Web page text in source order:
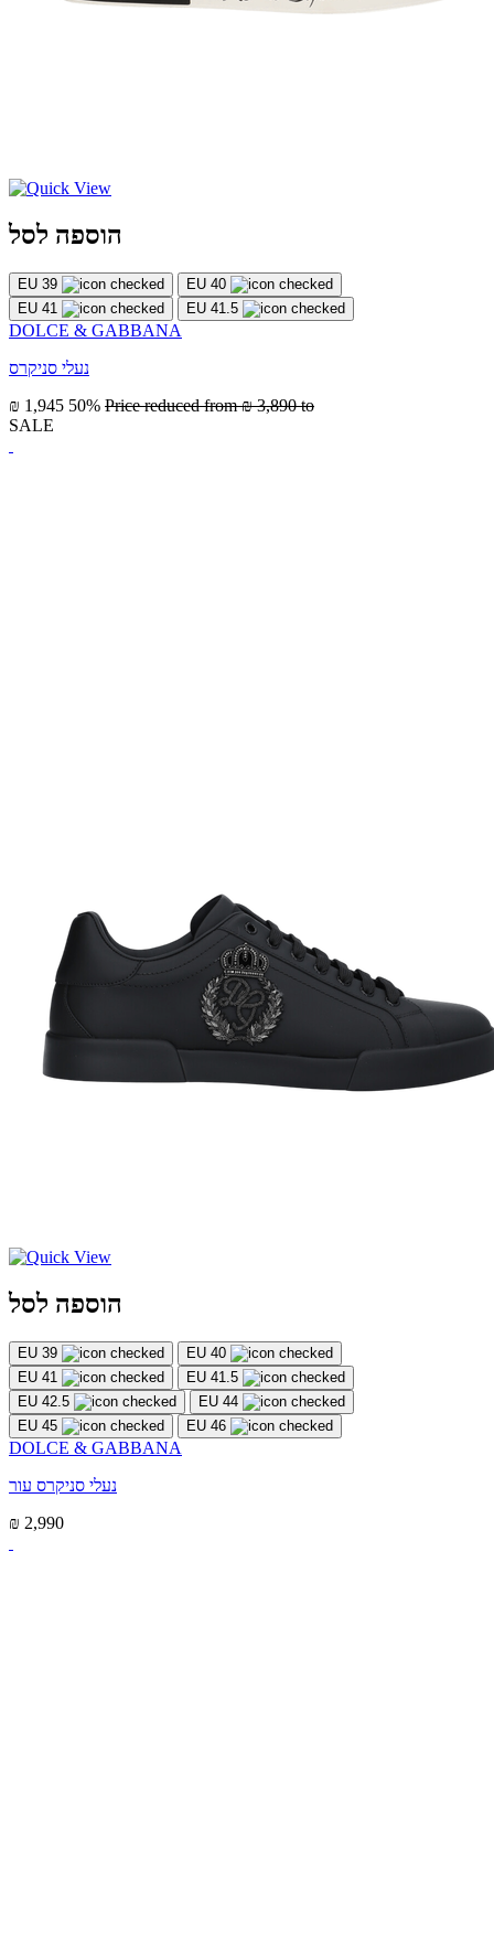
הוספה לסל
EU 39
EU 40
EU 41
EU 41.5
DOLCE & GABBANA
נעלי סניקרס
₪ 1,945 50% Price reduced from₪ 3,890 to
SALE
הוספה לסל
EU 39
EU 40
EU 41
EU 41.5
EU 42.5
EU 44
EU 45
EU 46
DOLCE & GABBANA
נעלי סניקרס עור
₪ 2,990